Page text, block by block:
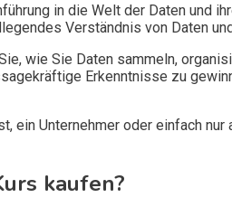
in die Welt der Daten und
Verständnis von Daten
wie Sie Daten sammeln,
Erkenntnisse zu
ein Unternehmer oder einfach
kaufen?